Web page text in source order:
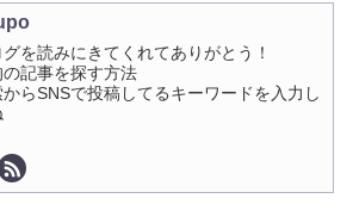
グを読みにきてくれてありがとう！
の記事を探す方法
からSNSで投稿してるキーワードを入力し